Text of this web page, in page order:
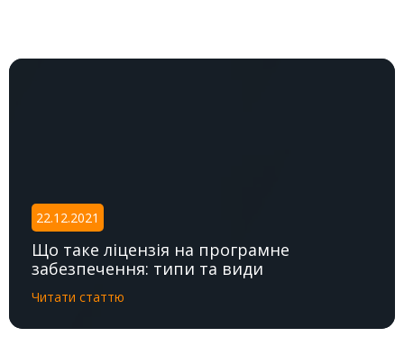
22.12.2021
Що таке ліцензія на програмне
забезпечення: типи та види
Читати статтю